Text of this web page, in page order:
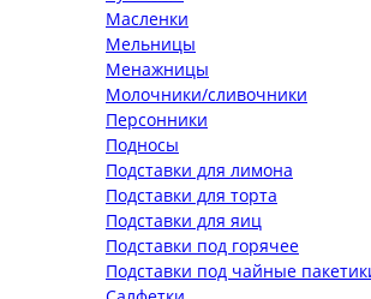
Масленки
Мельницы
Менажницы
Молочники/сливочники
Персонники
Подносы
Подставки для лимона
Подставки для торта
Подставки для яиц
Подставки под горячее
Подставки под чайные